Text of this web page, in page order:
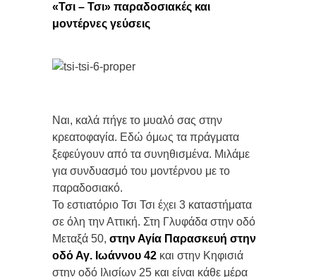
«Τσι – Τσι» παραδοσιακές και
μοντέρνες γεύσεις
Ναι, καλά πήγε το μυαλό σας στην
κρεατοφαγία. Εδώ όμως τα πράγματα
ξεφεύγουν από τα συνηθισμένα. Μιλάμε
για συνδυασμό του μοντέρνου με το
παραδοσιακό.
Το εστιατόριο Τσι Τσι έχει 3 καταστήματα
σε όλη την Αττική. Στη Γλυφάδα στην οδό
Μεταξά 50, στην Αγία Παρασκευή στην
οδό Αγ. Ιωάννου 42 και στην Κηφισιά
στην οδό Ιλισίων 25 και είναι κάθε μέρα